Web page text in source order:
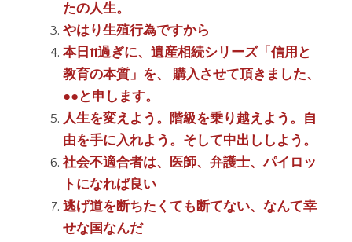
たの人生。
やはり生殖行為ですから
本日11過ぎに、遺産相続シリーズ「信用と
教育の本質」を、 購入させて頂きました、
●●と申します。
人生を変えよう。階級を乗り越えよう。自
由を手に入れよう。そして中出ししよう。
社会不適合者は、医師、弁護士、パイロッ
トになれば良い
逃げ道を断ちたくても断てない、なんて幸
せな国なんだ